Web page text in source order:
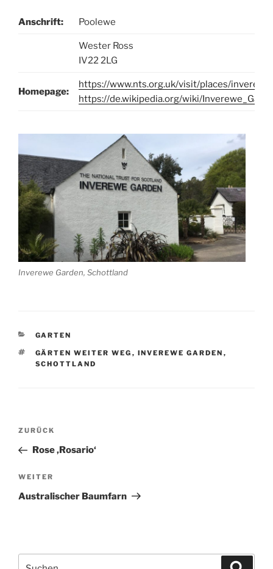
Anschrift: Poolewe
Wester Ross
IV22 2LG
Homepage:
https://www.nts.org.uk/visit/places/inverewe
https://de.wikipedia.org/wiki/
Inverewe Garden, Schottland
KATEGORIEN
GARTEN
SCHLAGWÖRTER
GÄRTEN WEITER WEG , INVEREWE GARDEN ,
SCHOTTLAND
Beitragsnavigation
Vorheriger
Beitrag
ZURÜCK
Rose ‚Rosario‘
Nächster
Beitrag
WEITER
Australischer Baumfarn